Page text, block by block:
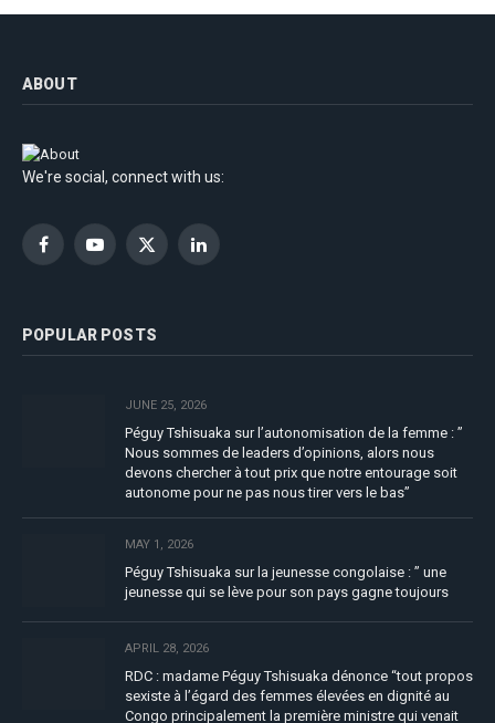
ABOUT
We're social, connect with us:
FacebookYouTubeX
LinkedIn
POPULAR POSTS
JUNE 25, 2026
Péguy Tshisuaka sur l’autonomisation de la femme : ”
Nous sommes de leaders d’opinions, alors nous
devons chercher à tout prix que notre entourage soit
autonome pour ne pas nous tirer vers le bas”
MAY 1, 2026
Péguy Tshisuaka sur la jeunesse congolaise : ” une
jeunesse qui se lève pour son pays gagne toujours
APRIL 28, 2026
RDC : madame Péguy Tshisuaka dénonce “tout propos
sexiste à l’égard des femmes élevées en dignité au
Congo principalement la première ministre qui venait